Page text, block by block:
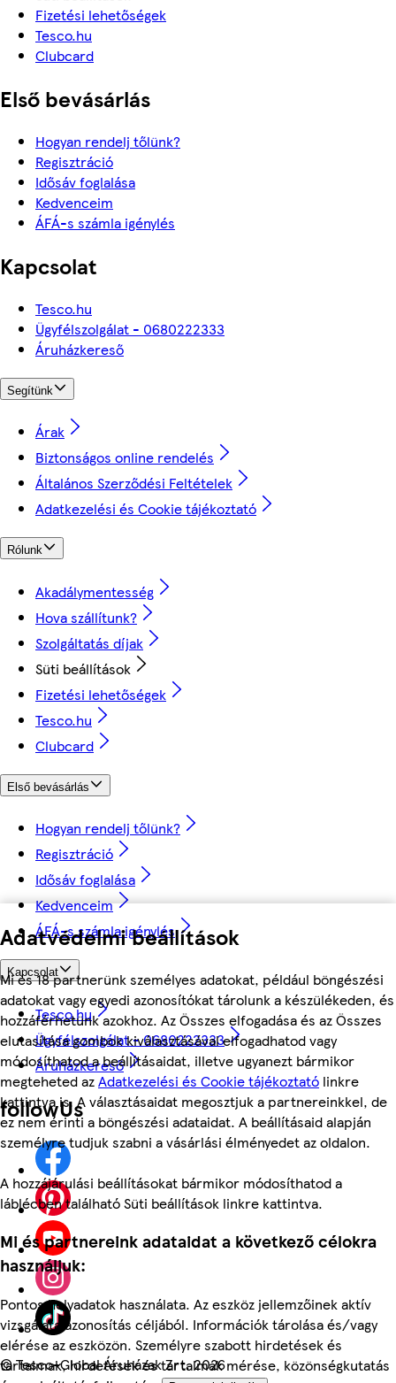
Adatvédelmi beállítások
Mi és 18 partnerünk személyes adatokat, például böngészési
adatokat vagy egyedi azonosítókat tárolunk a készülékeden, és
hozzáférhetünk azokhoz. Az Összes elfogadása és az Összes
elutasítása gombok kiválasztásával elfogadhatod vagy
módosíthatod a beállításaidat, illetve ugyanezt bármikor
megteheted azAdatkezelési és Cookie tájékoztató linkre
kattintva is. A választásaidat megosztjuk a partnereinkkel, de
ez nem érinti a böngészési adataidat. A beállításaid alapján
személyre tudjuk szabni a vásárlási élményedet az oldalon.
A hozzájárulási beállításokat bármikor módosíthatod a
láblécben található Süti beállítások linkre kattintva.
Mi és partnereink adataidat a következő célokra
használjuk:
Pontos helyadatok használata. Az eszköz jellemzőinek aktív
vizsgálata azonosítás céljából. Információk tárolása és/vagy
elérése az eszközön. Személyre szabott hirdetések és
tartalmak, hirdetések és tartalmak mérése, közönségkutatás
Fizetési lehetőségek
Tesco.hu
Clubcard
Első bevásárlás
Hogyan rendelj tőlünk?
Regisztráció
Idősáv foglalása
Kedvenceim
ÁFÁ-s számla igénylés
Kapcsolat
Tesco.hu
Ügyfélszolgálat - 0680222333
Áruházkereső
Segítünk
Árak
Biztonságos online rendelés
Általános Szerződési Feltételek
Adatkezelési és Cookie tájékoztató
Rólunk
Akadálymentesség
Hova szállítunk?
Szolgáltatás díjak
Süti beállítások
Fizetési lehetőségek
Tesco.hu
Clubcard
Első bevásárlás
Hogyan rendelj tőlünk?
Regisztráció
Idősáv foglalása
Kedvenceim
ÁFÁ-s számla igénylés
Kapcsolat
Tesco.hu
Ügyfélszolgálat - 0680222333
Áruházkereső
followUs
©Tesco-Global Áruházak Zrt. 2026